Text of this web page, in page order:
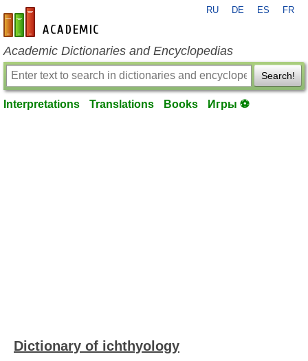
en-academic.com
RU DE ES FR
Academic Dictionaries and Encyclopedias
Search!
Interpretations Translations Books Игры ⚽
Dictionary of ichthyology